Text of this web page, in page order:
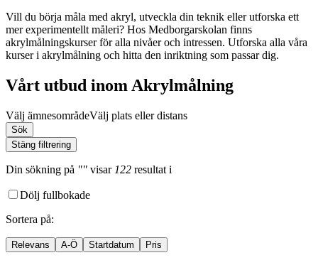
Vill du börja måla med akryl, utveckla din teknik eller utforska ett
mer experimentellt måleri? Hos Medborgarskolan finns
akrylmålningskurser för alla nivåer och intressen. Utforska alla våra
kurser i akrylmålning och hitta den inriktning som passar dig.
Vårt utbud inom Akrylmålning
Välj ämnesområdeVälj plats eller distans
Sök
Stäng filtrering
Din sökning på "" visar 122 resultat i
Dölj fullbokade
Sortera på:
Relevans A-Ö Startdatum Pris